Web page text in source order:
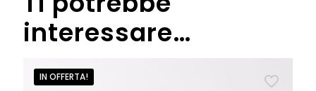
interessare…
IN OFFERTA!